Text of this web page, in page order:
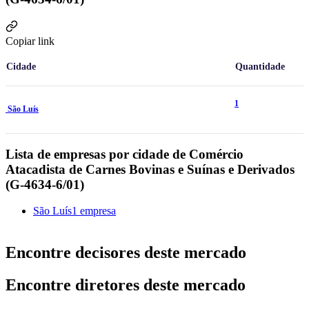
Copiar link
Cidade Quantidade
São Luís
1
Lista de empresas por cidade de Comércio
Atacadista de Carnes Bovinas e Suínas e Derivados
(G-4634-6/01)
São Luís1 empresa
Encontre decisores deste mercado
Encontre diretores deste mercado